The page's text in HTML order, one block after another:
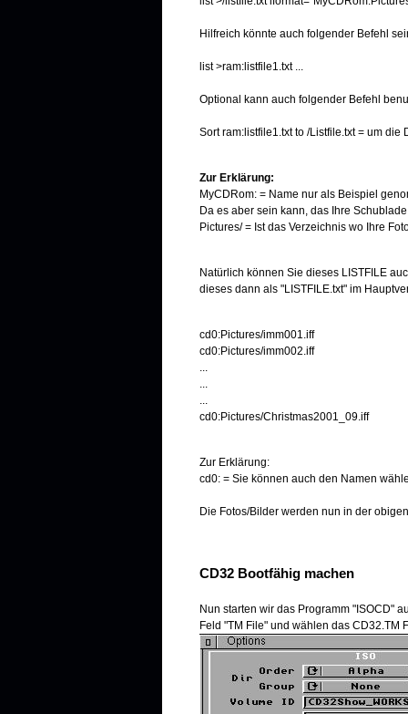
Hilfreich könnte auch folgender Befehl
list >ram:listfile1.txt ...
Optional kann auch folgender Befehl
Sort ram:listfile1.txt to /Listfile.txt = um
Zur Erklärung:
MyCDRom: = Name nur als Beispiel
Da es aber sein kann, das Ihre
Pictures/ = Ist das Verzeichnis wo Ihre
Natürlich können Sie dieses LISTFILE
dieses dann als "LISTFILE.txt" im
cd0:Pictures/imm001.iff
cd0:Pictures/imm002.iff
...
...
...
cd0:Pictures/Christmas2001_09.iff
Zur Erklärung:
cd0: = Sie können auch den Namen
Die Fotos/Bilder werden nun in der
CD32 Bootfähig machen
Nun starten wir das Programm "ISOCD"
Feld "TM File" und wählen das CD32.TM